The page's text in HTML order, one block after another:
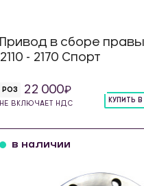
Привод в сборе
2110 - 2170 Спорт
РОЗ 22 000
НЕ ВКЛЮЧАЕТ НДС КУПИТЬ В
в наличии